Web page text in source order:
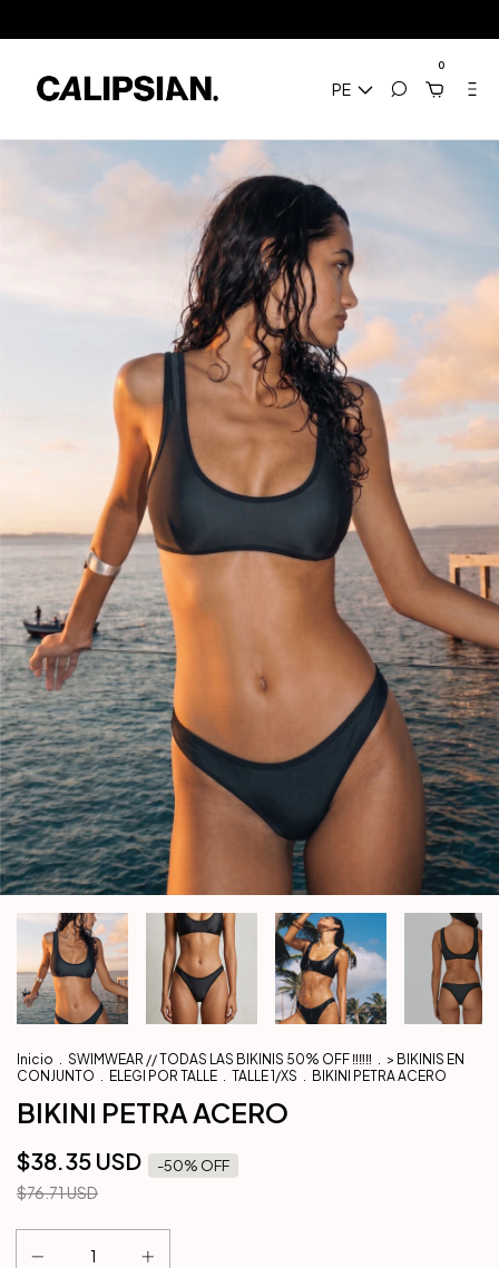
PE
0
Inicio . SWIMWEAR // TODAS LAS BIKINIS 50% OFF ‼️‼️‼️ . > BIKINIS EN
CONJUNTO . ELEGI POR TALLE . TALLE 1/XS . BIKINI PETRA ACERO
BIKINI PETRA ACERO
$38.35 USD -50% OFF
$76.71 USD